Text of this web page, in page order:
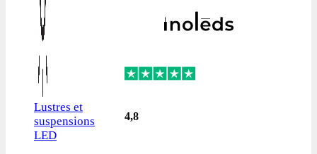
Lustres et
suspensions
LED
4,8